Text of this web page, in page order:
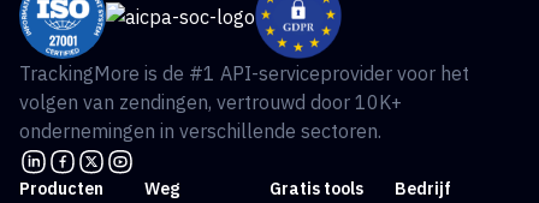
TrackingMore is de #1 API-serviceprovider voor het
volgen van zendingen, vertrouwd door 10K+
ondernemingen in verschillende sectoren.
Producten
Weg
Gratis tools
Bedrijf